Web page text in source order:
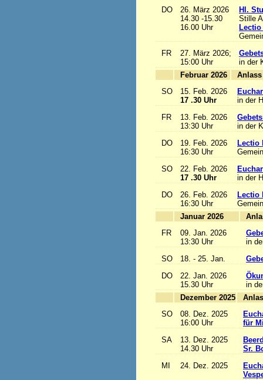
DO
26. März 2026
14.30 -15.30
16.00 Uhr
Hl.
Stille
FR
27. März 2026;
15:00 Uhr
in der
Februar 2026
SO
15. Feb. 2026
17 .30 Uhr
in der
FR
13. Feb. 2026
13:30 Uhr
in der
DO
19. Feb. 2026
16:30 Uhr
Lectio
SO
22. Feb. 2026
17 .30 Uhr
in der
DO
26. Feb. 2026
16:30 Uhr
Lectio
Januar 2026
FR
09. Jan. 2026
13:30 Uhr
in
SO
18. - 25. Jan.
DO
22. Jan. 2026
15.30 Uhr
in
Dezember 2025
SO
08. Dez. 2025
16:00 Uhr
für
SA
13. Dez. 2025
14.30 Uhr
Sr.
MI
24. Dez. 2025